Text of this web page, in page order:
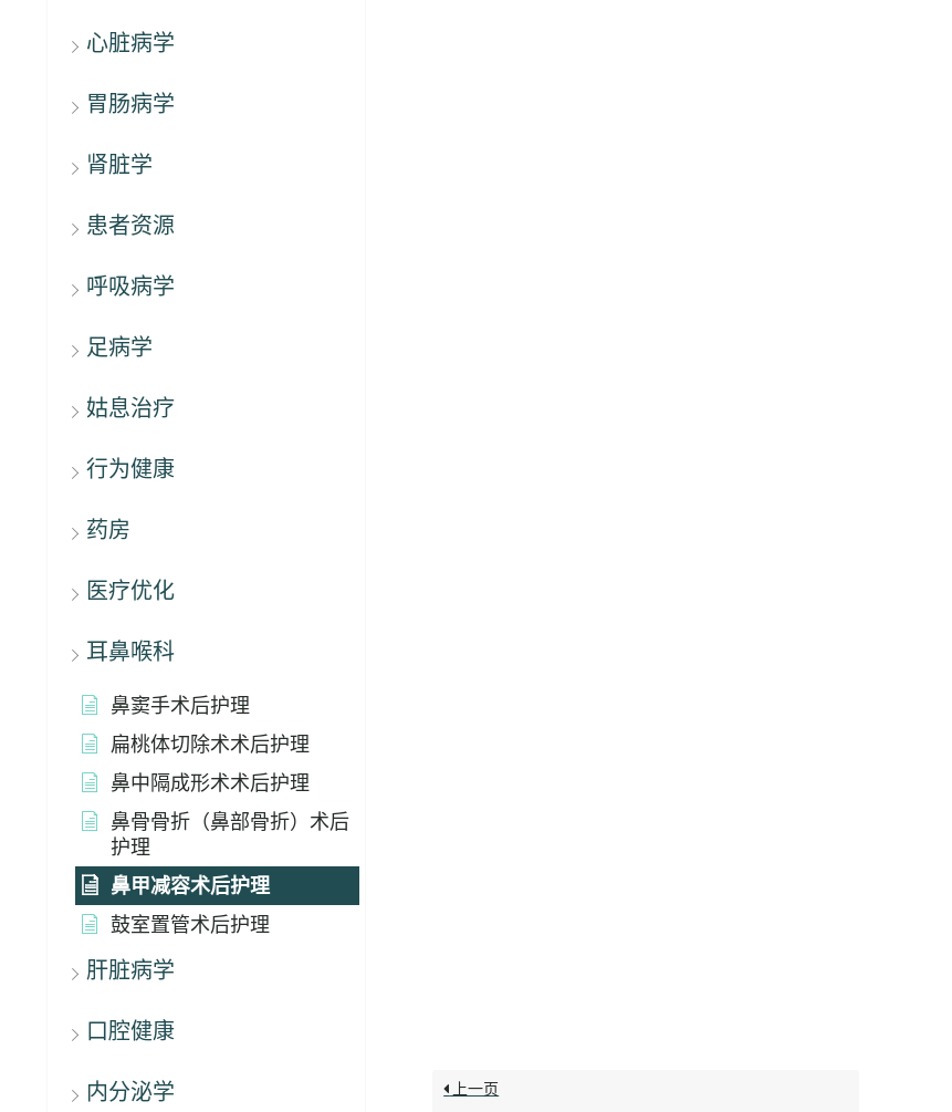
心脏病学
胃肠病学
肾脏学
患者资源
呼吸病学
足病学
姑息治疗
行为健康
药房
医疗优化
耳鼻喉科
鼻窦手术后护理
扁桃体切除术术后护理
鼻中隔成形术术后护理
鼻骨骨折（鼻部骨折）术后
护理
鼻甲减容术后护理
鼓室置管术后护理
肝脏病学
口腔健康
内分泌学
上一页